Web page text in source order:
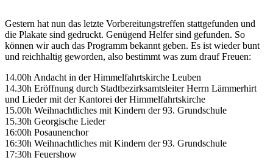
Gestern hat nun das letzte Vorbereitungstreffen stattgefunden und
die Plakate sind gedruckt. Genügend Helfer sind gefunden. So
können wir auch das Programm bekannt geben. Es ist wieder bunt
und reichhaltig geworden, also bestimmt was zum drauf Freuen:
14.00h Andacht in der Himmelfahrtskirche Leuben
14.30h Eröffnung durch Stadtbezirksamtsleiter Herrn Lämmerhirt
und Lieder mit der Kantorei der Himmelfahrtskirche
15.00h Weihnachtliches mit Kindern der 93. Grundschule
15.30h Georgische Lieder
16:00h Posaunenchor
16:30h Weihnachtliches mit Kindern der 93. Grundschule
17:30h Feuershow